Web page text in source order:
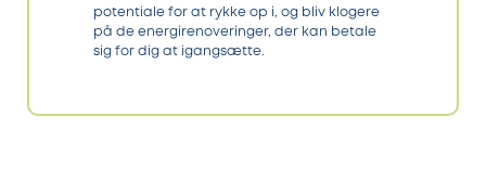
potentiale for at rykke op i, og bliv klogere
på de energirenoveringer, der kan betale
sig for dig at igangsætte.